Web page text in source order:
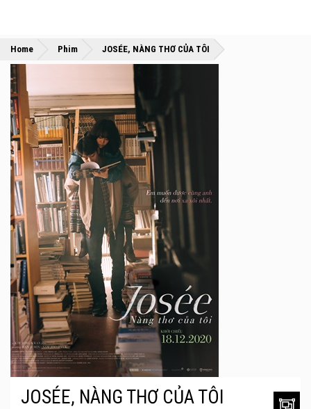
Home »
Phim »
JOSÉE, NÀNG THƠ CỦA TÔI
JOSÉE, NÀNG THƠ CỦA TÔI